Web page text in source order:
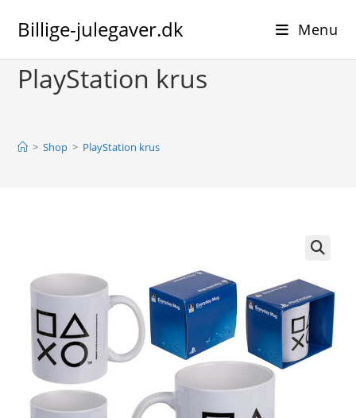
Billige-julegaver.dk Menu
PlayStation krus
> Shop > PlayStation krus